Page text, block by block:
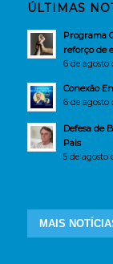
ÚLTIMAS
Programa
reforço de
6 de agosto
Conexão
6 de agosto
Defesa de
Pais
5 de agosto
MAIS